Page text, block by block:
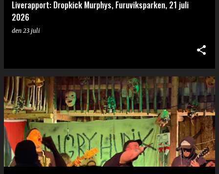
Liverapport: Dropkick Murphys, Furuviksparken, 21 juli
2026
den 23 juli